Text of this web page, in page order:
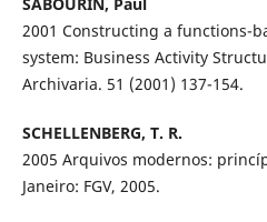
2001 Constructing a functions-
system: Business Activity
Archivaria. 51 (2001) 137-154.
SCHELLENBERG, T. R.
2005 Arquivos modernos:
Janeiro: FGV, 2005.